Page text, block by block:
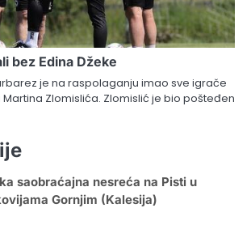
bez Edina Džeke
je na raspolaganju imao sve igrače
Martina Zlomislića. Zlomislić je bio pošteđen
saobraćajna nesreća na Pisti u
Gornjim (Kalesija)